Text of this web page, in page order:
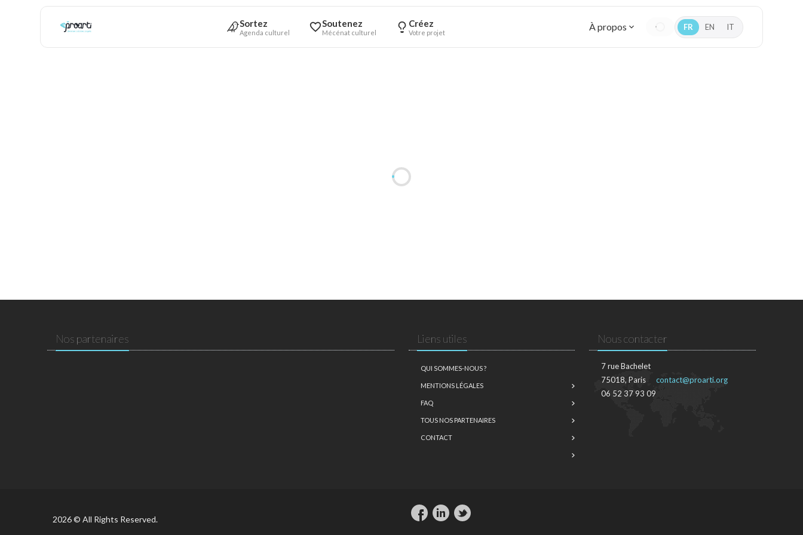
Sortez
Agenda culturel
Soutenez
Mécénat culturel
Créez
Votre projet À propos FR EN IT
Nos partenaires Liens utiles
QUI SOMMES-NOUS ?
MENTIONS LÉGALES
FAQ
TOUS NOS PARTENAIRES
CONTACT
Nous contacter
7 rue Bachelet
75018, Paris
06 52 37 93 09
contact@proarti.org
2026 © All Rights Reserved.